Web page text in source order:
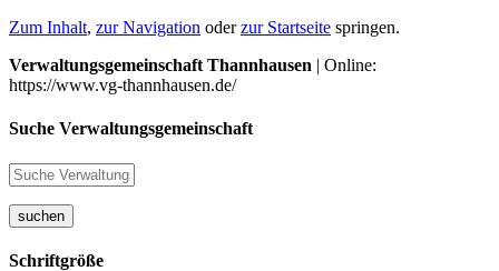
Zum Inhalt, zur Navigation oderzur Startseite springen.
Verwaltungsgemeinschaft Thannhausen | Online:
https://www.vg-thannhausen.de/
Suche Verwaltungsgemeinschaft
suchen
Schriftgröße